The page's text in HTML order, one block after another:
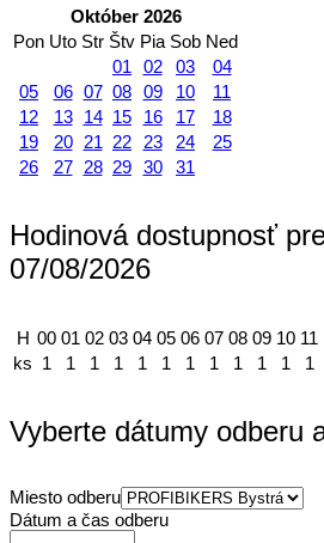
Október 2026
Pon Uto Str Štv Pia Sob Ned
01
02 03
04
05
06 07 08 09 10
11
12
13 14 15 16 17
18
19
20 21 22 23 24
25
26
27 28 29 30 31
Hodinová dostupnosť
07/08/2026
H 00 01 02 03 04 05 06 07 08 09 10 11
ks 1 1 1 1 1 1 1 1 1 1 1 1
Vyberte dátumy odberu
Miesto odberu
Dátum a čas odberu